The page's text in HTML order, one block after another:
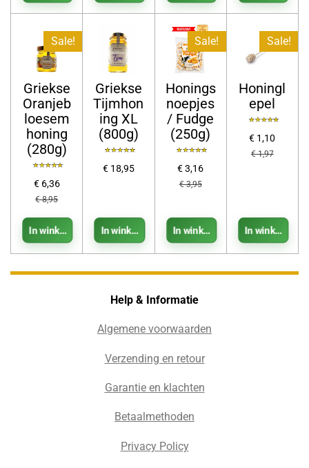
Sale!
Griekse
Oranjeb
loesem
honing
(280g)
€ 6,36
€ 8,95
In winkelwagen
Griekse
Tijmhon
ing XL
(800g)
€ 18,95
In winkelwagen
Sale!
Honings
noepjes
/ Fudge
(250g)
€ 3,16
€ 3,95
In winkelwagen
Sale!
Honingl
epel
€ 1,10
€ 1,97
In
Help & Informatie
Algemene voorwaarden
Verzending en retour
Garantie en klachten
Betaalmethoden
Privacy Policy